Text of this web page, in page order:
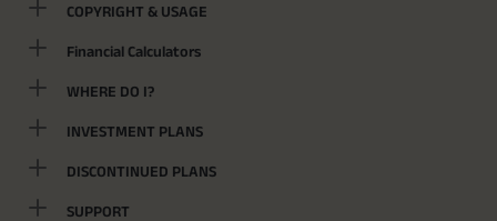
COPYRIGHT & USAGE
Financial Calculators
WHERE DO I?
INVESTMENT PLANS
DISCONTINUED PLANS
SUPPORT